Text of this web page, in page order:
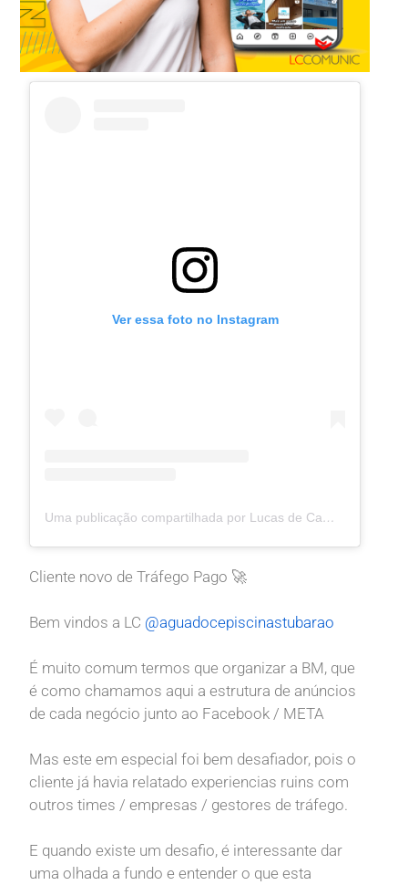
Ver essa foto no Instagram
Uma publicação compartilhada por Lucas de Campos | Tráfego Pago (@lucas.de.campos)
Cliente novo de Tráfego Pago 🚀
Bem vindos a LC @aguadocepiscinastubarao
É muito comum termos que organizar a BM, que
é como chamamos aqui a estrutura de anúncios
de cada negócio junto ao Facebook / META
Mas este em especial foi bem desafiador, pois o
cliente já havia relatado experiencias ruins com
outros times / empresas / gestores de tráfego.
E quando existe um desafio, é interessante dar
uma olhada a fundo e entender o que esta